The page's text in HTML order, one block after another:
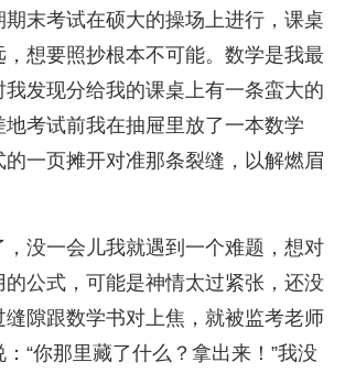
期末考试在硕大的操场上进行，课桌
想要照抄根本不可能。数学是我最
发现分给我的课桌上有一条蛮大的
考试前我在抽屉里放了一本数学
一页摊开对准那条裂缝，以解燃眉
，没一会儿我就遇到一个难题，想对
公式，可能是神情太过紧张，还没
隙跟数学书对上焦，就被监考老师
“你那里藏了什么？拿出来！”我没